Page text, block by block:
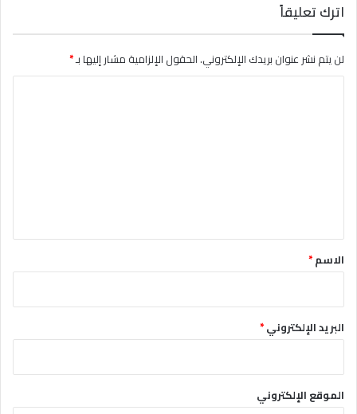
اترك تعليقاً
لن يتم نشر عنوان بريدك الإلكتروني.الحقول الإلزامية مشار إليها بـ*
*الاسم*
البريد الإلكتروني*
الموقع الإلكتروني